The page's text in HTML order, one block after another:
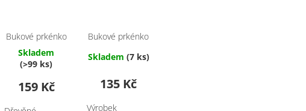
Bukové prkénko
se žlábkem,
obdélník - 30 x
23 cm
Skladem
(>99 ks)
159 Kč
Bukové prkénko
obdélník - 30 x
JAKOST!
Skladem (7 ks)
135 Kč
Výrobek